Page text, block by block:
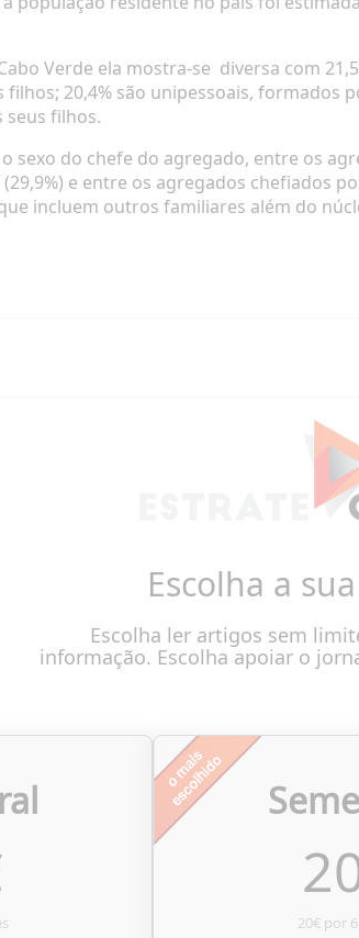
Verde ela mostra-se diversa com
20,4% são unipessoais, formados
filhos.
sexo do chefe do agregado, entre os
e entre os agregados chefiados
incluem outros familiares além do
Escolha a sua
Escolha ler artigos sem
informação. Escolha apoiar o
20€ por